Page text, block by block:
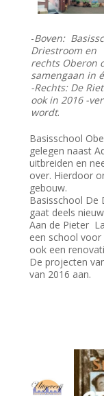
-Boven:
Driestroom en
rechts Oberon
samengaan in
-Rechts: De
ook in 2016 -
wordt.
Basisschool
gelegen naast
uitbreiden en
over. Hierdoor
gebouw.
Basisschool De
gaat deels
Aan de Pieter
een school
ook een
De projecten
van 2016 aan.